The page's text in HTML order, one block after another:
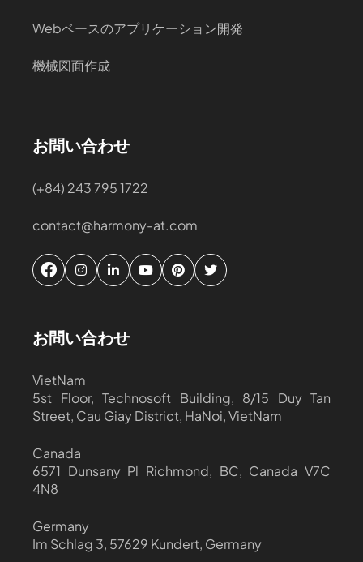
Webベースのアプリケーション開発
機械図面作成
お問い合わせ
(+84) 243 795 1722
contact@harmony-at.com
お問い合わせ
VietNam
5st Floor, Technosoft Building, 8/15 Duy Tan
Street, Cau Giay District, HaNoi, VietNam
Canada
6571 Dunsany Pl Richmond, BC, Canada V7C
4N8
Germany
Im Schlag 3, 57629 Kundert, Germany